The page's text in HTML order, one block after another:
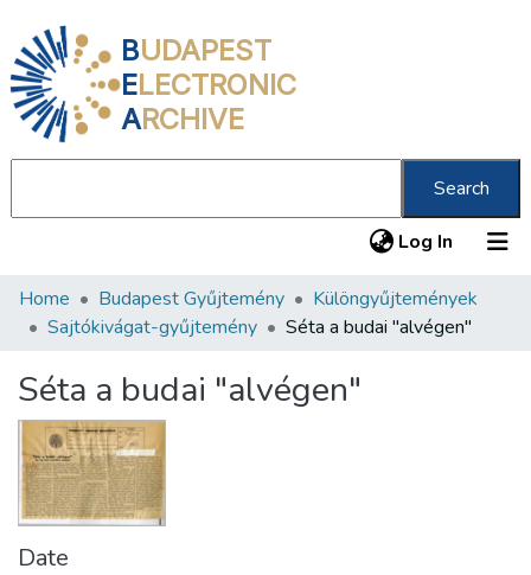
BUDAPEST
ELECTRONIC
ARCHIVE
Search
Log In (current)
Communities & Collections
Statistics
About us
Home Budapest Gyűjtemény
Különgyűjtemények
Sajtókivágat-gyűjtemény
Séta a budai "alvégen"
Séta a budai "alvégen"
Date